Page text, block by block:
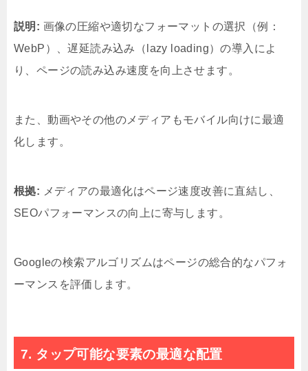
説明: 画像の圧縮や適切なフォーマットの選択（例：
WebP）、遅延読み込み（lazy loading）の導入によ
り、ページの読み込み速度を向上させます。
また、動画やその他のメディアもモバイル向けに最適
化します。
根拠: メディアの最適化はページ速度改善に直結し、
SEOパフォーマンスの向上に寄与します。
Googleの検索アルゴリズムはページの総合的なパフォ
ーマンスを評価します。
7. タップ可能な要素の最適な配置